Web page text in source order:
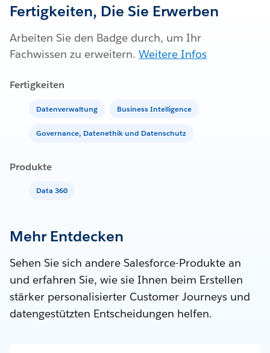
Fertigkeiten, Die Sie Erwerben
Arbeiten Sie den Badge durch, um Ihr
Fachwissen zu erweitern. Weitere Infos
Fertigkeiten
Datenverwaltung Business Intelligence
Governance, Datenethik und Datenschutz
Produkte
Data 360
Mehr Entdecken
Sehen Sie sich andere Salesforce-Produkte an
und erfahren Sie, wie sie Ihnen beim Erstellen
stärker personalisierter Customer Journeys und
datengestützten Entscheidungen helfen.